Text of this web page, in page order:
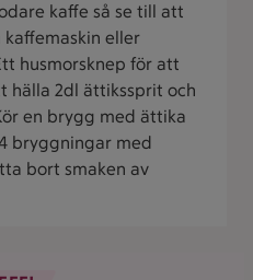
kaffe så se till att
kaffemaskin eller
husmorsknep för att
hälla 2dl ättikssprit och
en brygg med ättika
bryggningar med
bort smaken av